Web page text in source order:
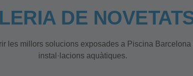
DE
les millors solucions exposades a Piscina
instal·lacions aquàtiques.